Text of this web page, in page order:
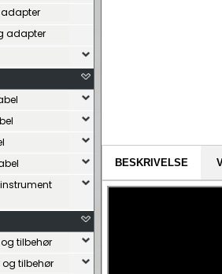
adapter
adapter
og tilbehør
og tilbehør
BESKRIVELSE